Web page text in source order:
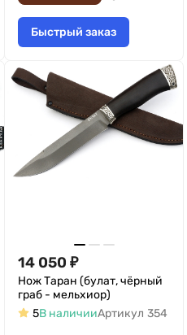
Быстрый заказ
14 050 ₽
Нож Таран (булат, чёрный
граб - мельхиор)
5В наличииАртикул 354